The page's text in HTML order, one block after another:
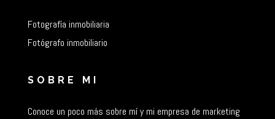
Fotografía inmobiliaria
Fotógrafo inmobiliario
SOBRE MI
Conoce un poco más sobre mí y mi empresa de marketing